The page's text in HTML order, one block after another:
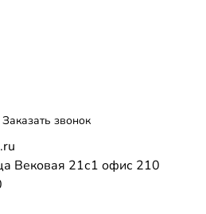
Заказать звонок
Вековая 21с1 офис 210